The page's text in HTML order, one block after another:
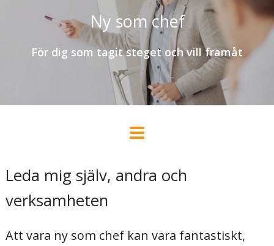
Ny som chef
För dig som tagit steget och vill framåt
Utbildningar
Leda processer, kollegor och team
Leda mig själv, andra och
verksamheten
Att vara ny som chef kan vara fantastiskt,